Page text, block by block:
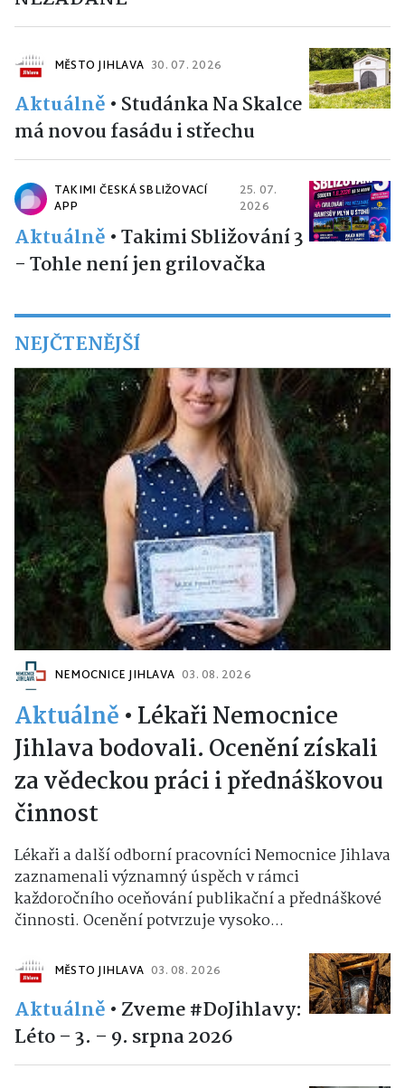
MĚSTO JIHLAVA 30. 07. 2026
Aktuálně • Studánka Na Skalce
má novou fasádu i střechu
TAKIMI ČESKÁ SBLIŽOVACÍ
APP
25. 07.
2026
Aktuálně •Takimi Sbližování 3
- Tohle není jen grilovačka
NEJČTENĚJŠÍ
NEMOCNICE JIHLAVA 03. 08. 2026
Aktuálně • Lékaři Nemocnice
Jihlava bodovali. Ocenění získali
za vědeckou práci i přednáškovou
činnost
Lékaři a další odborní pracovníci Nemocnice Jihlava
zaznamenali významný úspěch v rámci
každoročního oceňování publikační a přednáškové
činnosti. Ocenění potvrzuje vysoko...
MĚSTO JIHLAVA 03. 08. 2026
Aktuálně • Zveme #DoJihlavy:
Léto – 3. – 9. srpna 2026